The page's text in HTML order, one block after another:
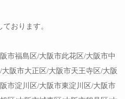
おります。
市福島区/大阪市此花区/大阪市中
阪市大正区/大阪市天王寺区/大阪
市淀川区/大阪市東淀川区/大阪市